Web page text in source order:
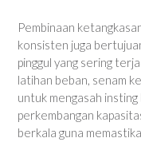
Pembinaan
konsisten juga
pinggul yang sering
latihan beban, senam
untuk mengasah
perkembangan
berkala guna